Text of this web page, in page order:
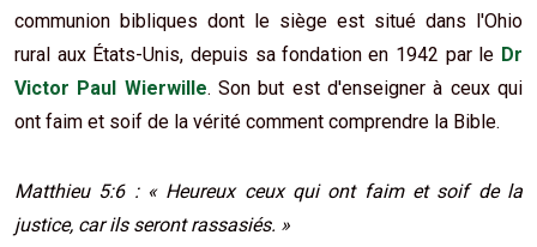
communion bibliques dont le siège est situé dans l'Ohio
rural aux États-Unis, depuis sa fondation en 1942 par le Dr
Victor Paul Wierwille. Son but est d'enseigner à ceux qui
ont faim et soif de la vérité comment comprendre la Bible.
Matthieu 5:6 : « Heureux ceux qui ont faim et soif de la
justice, car ils seront rassasiés. »